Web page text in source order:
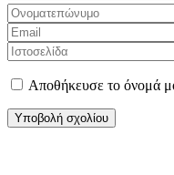
Αποθήκευσε το όνομά